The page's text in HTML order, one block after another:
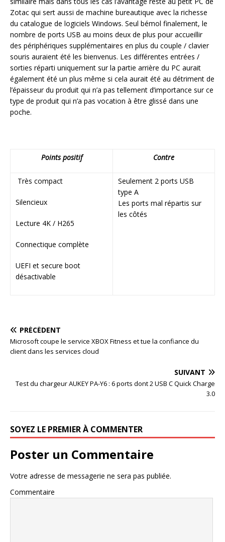
Zotac qui sert aussi de machine bureautique avec la richesse
du catalogue de logiciels Windows. Seul bémol finalement, le
nombre de ports USB au moins deux de plus pour accueillir
des périphériques supplémentaires en plus du couple / clavier
souris auraient été les bienvenus. Les différentes entrées /
sorties réparti uniquement sur la partie arrière du PC aurait
également été un plus même si cela aurait été au détriment de
l’épaisseur du produit qui n’a pas tellement d’importance sur ce
type de produit qui n’a pas vocation à être glissé dans une
poche.
Points positif Contre
Très compact
Silencieux
Lecture 4K / H265
Connectique complète
UEFI et secure boot
désactivable
Seulement 2 ports USB
type A
Les ports mal répartis sur
les côtés
PRÉCÉDENT
Microsoft coupe le service XBOX Fitness et tue la confiance du
client dans les services cloud
SUIVANT
Test du chargeur AUKEY PA-Y6 : 6 ports dont 2 USB C Quick Charge
3.0
SOYEZ LE PREMIER À COMMENTER
Poster un Commentaire
Votre adresse de messagerie ne sera pas publiée.
Commentaire